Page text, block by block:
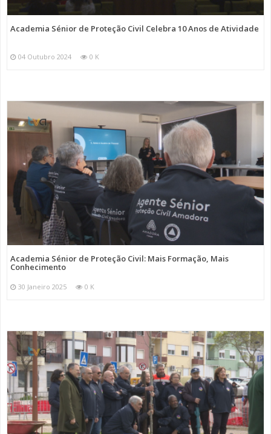
Academia Sénior de Proteção Civil Celebra 10 Anos de Atividade
04 Outubro 2024 0 K
Academia Sénior de Proteção Civil: Mais Formação, Mais
Conhecimento
30 Janeiro 2025 0 K